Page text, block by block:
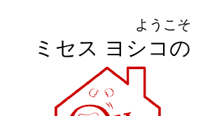
ようこそ
ミセス ヨシコの